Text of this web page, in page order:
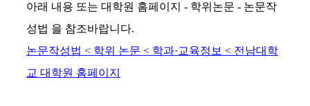
아래 내용 또는 대학원 홈페이지 - 학위논문 - 논문작
성법 을 참조바랍니다.
논문작성법 < 학위 논문 < 학과·교육정보 < 전남대학
교 대학원 홈페이지